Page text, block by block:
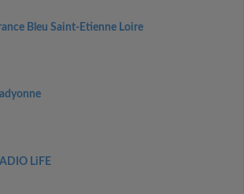
Bleu Saint-Etienne Loire
LiFE